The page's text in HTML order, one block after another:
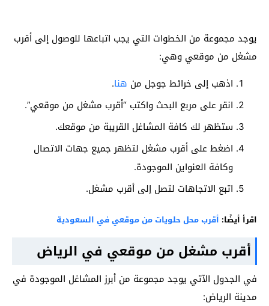
يوجد مجموعة من الخطوات التي يجب اتباعها للوصول إلى أقرب
مشغل من موقعي وهي:
اذهب إلى خرائط جوجل من هنا.
انقر على مربع البحث واكتب “أقرب مشغل من موقعي”.
ستظهر لك كافة المشاغل القريبة من موقعك.
اضغط على أقرب مشغل لتظهر جميع جهات الاتصال
وكافة العنواين الموجودة.
اتبع الاتجاهات لتصل إلى أقرب مشغل.
اقرأ أيضًا: أقرب محل حلويات من موقعي في السعودية
أقرب مشغل من موقعي في الرياض
في الجدول الآتي يوجد مجموعة من أبرز المشاغل الموجودة في
مدينة الرياض: